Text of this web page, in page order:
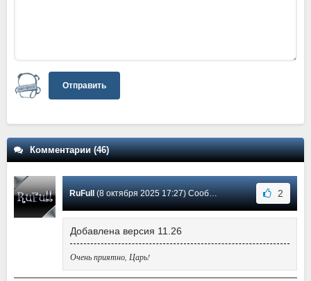
Отправить
Комментарии (46)
RuFull(8 октября 2025 17:27) Сообщение #43 2
Добавлена версия 11.26
Очень приятно, Царь!